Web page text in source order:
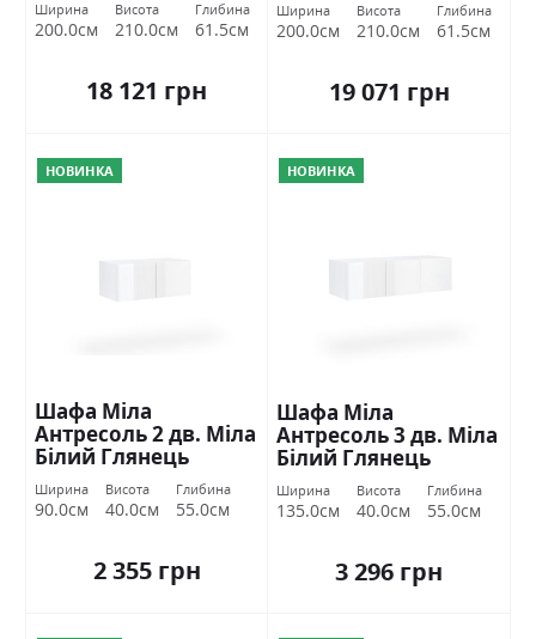
Ширина
200.0см
Висота
210.0см
Глибина
61.5см
18 121 грн
Ширина
200.0см
Висота
210.0см
Глибина
61.5см
19 071 грн
НОВИНКА
Шафа Міла
Антресоль 2 дв. Міла
Білий Глянець
Міромарк
Ширина
90.0см
Висота
40.0см
Глибина
55.0см
2 355 грн
НОВИНКА
Шафа Міла
Антресоль 3 дв. Міла
Білий Глянець
Міромарк
Ширина
135.0см
Висота
40.0см
Глибина
55.0см
3 296 грн